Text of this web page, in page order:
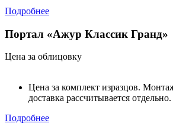
Подробнее
Портал «Ажур Классик Гранд»
Цена за облицовку
Цена за комплект изразцов.
доставка рассчитывается отдельно.
Подробнее